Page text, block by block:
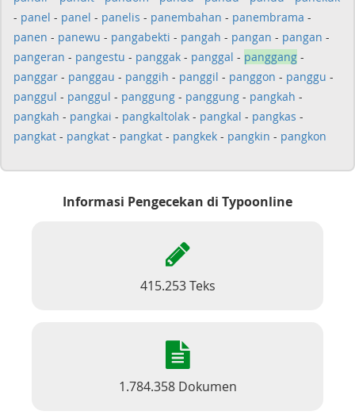
- panel - panel - panelis - panembahan - panembrama -
panen - panewu - pangabekti - pangah - pangan - pangan -
pangeran - pangestu - panggak - panggal - panggang -
panggar - panggau - panggih - panggil - panggon - panggu -
panggul - panggul - panggung - panggung - pangkah -
pangkah - pangkai - pangkaltolak - pangkal - pangkas -
pangkat - pangkat - pangkat - pangkek - pangkin - pangkon
Informasi Pengecekan di Typoonline
415.253 Teks
1.784.358 Dokumen